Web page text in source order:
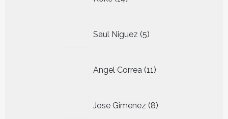
producten
Saul Niguez 5
producten
Angel Correa 11
producten
Jose Gimenez 8
producten